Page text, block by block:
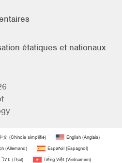
étatiques et nationaux
文 (Chinois simplifié) English (Anglais)
(Allemand) Español (Espagnol)
ไทย (Thaï) Tiếng Việt (Vietnamien)